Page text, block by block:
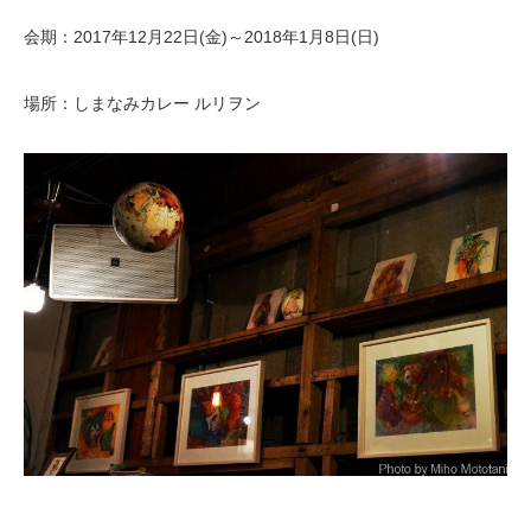
会期：2017年12月22日(金)～2018年1月8日(日)
場所：しまなみカレー ルリヲン